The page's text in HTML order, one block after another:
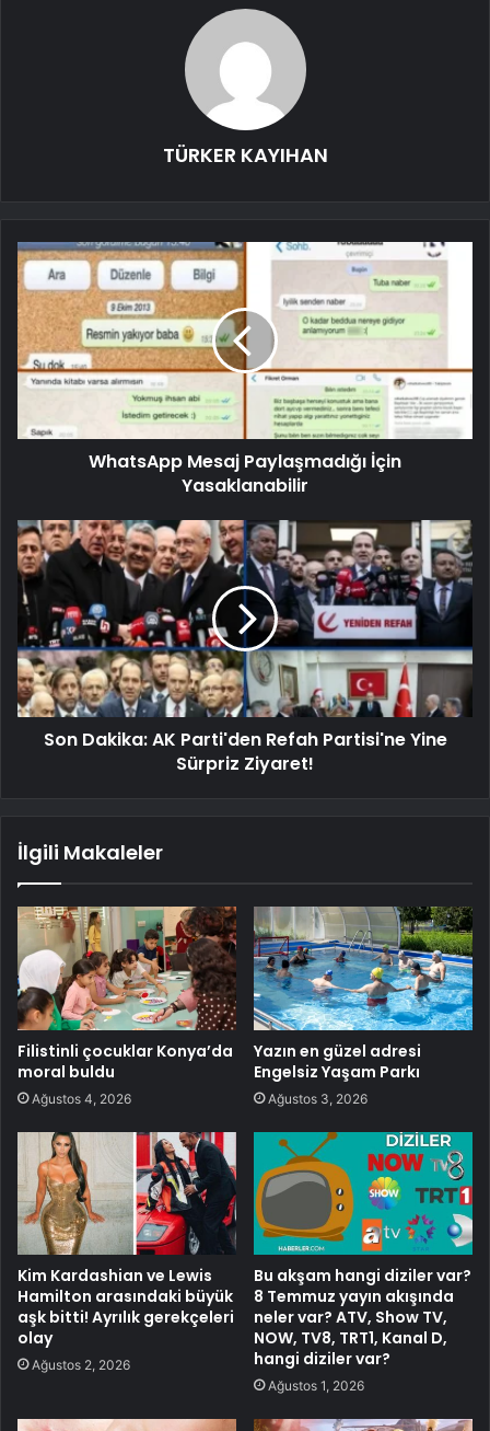
TÜRKER KAYIHAN
WhatsApp Mesaj Paylaşmadığı İçin
Yasaklanabilir
Son Dakika: AK Parti'den Refah Partisi'ne Yine
Sürpriz Ziyaret!
İlgili Makaleler
Filistinli çocuklar Konya’da
moral buldu
Ağustos 4, 2026
Yazın en güzel adresi
Engelsiz Yaşam Parkı
Ağustos 3, 2026
Kim Kardashian ve Lewis
Hamilton arasındaki büyük
aşk bitti! Ayrılık gerekçeleri
olay
Ağustos 2, 2026
Bu akşam hangi diziler var?
8 Temmuz yayın akışında
neler var? ATV, Show TV,
NOW, TV8, TRT1, Kanal D,
hangi diziler var?
Ağustos 1, 2026